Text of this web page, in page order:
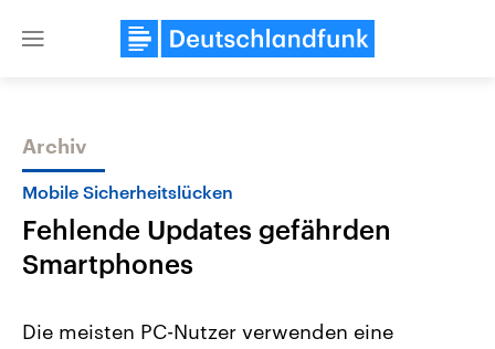
Close
Themen
Archiv
Mobile Sicherheitslücken
Fehlende Updates gefährden
Smartphones
Die meisten PC-Nutzer verwenden eine